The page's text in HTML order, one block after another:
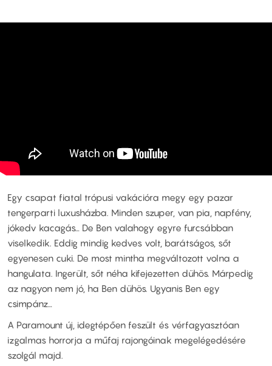
Egy csapat fiatal trópusi vakációra megy egy pazar
tengerparti luxusházba. Minden szuper, van pia, napfény,
jókedv kacagás… De Ben valahogy egyre furcsábban
viselkedik. Eddig mindig kedves volt, barátságos, sőt
egyenesen cuki. De most mintha megváltozott volna a
hangulata. Ingerült, sőt néha kifejezetten dühös. Márpedig
az nagyon nem jó, ha Ben dühös. Ugyanis Ben egy
csimpánz…
A Paramount új, idegtépően feszült és vérfagyasztóan
izgalmas horrorja a műfaj rajongóinak megelégedésére
szolgál majd.